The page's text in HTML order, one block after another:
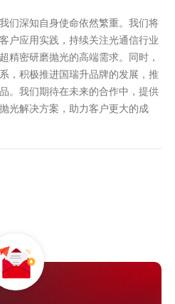
们深知自身使命依然繁重。我们将
户应用实践，持续关注光通信行业
精密研磨抛光的高端需求。同时，
，积极推进国瑞升品牌的发展，推
。我们期待在未来的合作中，提供
光解决方案，助力客户更大的成